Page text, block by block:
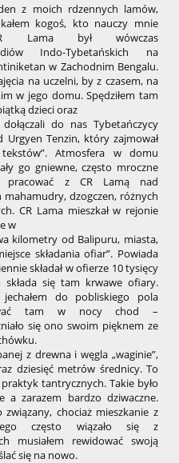
z moich rdzennych lamów,
kogoś, kto nauczy mnie
Lama był wówczas
Indo-Tybetańskich na
w Zachodnim Bengalu.
na uczelni, by z czasem, na
w jego domu. Spędziłem tam
dzieci oraz
dołączali do nas Tybetańczycy
Tenzin, który zajmował
Atmosfera w domu
go gniewne, często mroczne
pracować z CR Lamą nad
dzogczen, różnych
CR Lama mieszkał w rejonie
w
kilometry od Balipuru, miasta,
składania ofiar”. Powiada
składał w ofierze 10 tysięcy
się tam krwawe ofiary.
do pobliskiego pola
tam w nocy chod –
się ono swoim pięknem ze
z drewna i węgla „waginie”,
dziesięć metrów średnicy. To
tantrycznych. Takie było
zarazem bardzo dziwaczne.
chociaż mieszkanie z
często wiązało się z
musiałem rewidować swoją
się na nowo.